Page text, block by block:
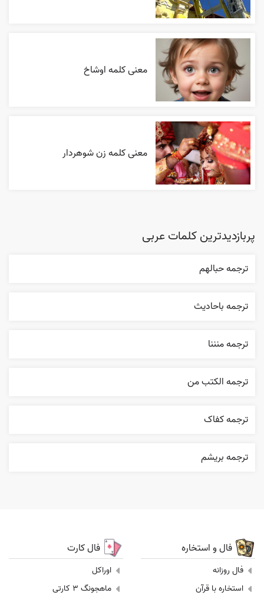
معنی کلمه اوشاخ
معنی کلمه زن شوهردار
پربازدیدترین کلمات عربی
ترجمه حبالهم
ترجمه باحاديث
ترجمه منننا
ترجمه الکتب من
ترجمه کفاک
ترجمه بریشم
فال و استخاره
فال روزانه
استخاره با قرآن
فال کارت
اوراکل
ماهجونگ 3 کارتی